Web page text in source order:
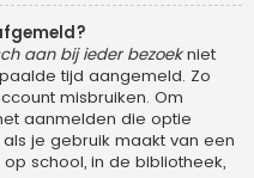
aan bij ieder bezoekniet
tijd aangemeld. Zo
misbruiken. Om
aanmelden die optie
je gebruik maakt van een
school, in de bibliotheek,